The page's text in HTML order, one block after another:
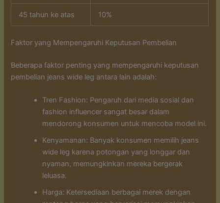
45 tahun ke atas 10%
Faktor yang Mempengaruhi Keputusan Pembelian
Beberapa faktor penting yang mempengaruhi keputusan
pembelian jeans wide leg antara lain adalah:
Tren Fashion: Pengaruh dari media sosial dan
fashion influencer sangat besar dalam
mendorong konsumen untuk mencoba model ini.
Kenyamanan: Banyak konsumen memilih jeans
wide leg karena potongan yang longgar dan
nyaman, memungkinkan mereka bergerak
leluasa.
Harga: Ketersediaan berbagai merek dengan